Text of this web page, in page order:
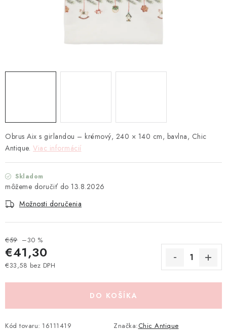
VŠETKY PRODUKTY
Ako nakupovať Doprava a platba
Podmienky ochrany osobných údajov
Obrus Aix s girlandou – krémový, 240 × 140 cm, bavlna, Chic
Antique. Viac informácií
Skladom
13.8.2026
Možnosti doručenia
€59 –30 %
€41,30
€33,58 bez DPH
DO KOŠÍKA
Kód tovaru: 16111419 Značka:Chic Antique